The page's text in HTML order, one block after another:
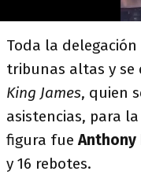
Toda la
tribunas altas y se
King James, quien
asistencias, para
figura fueAnthony
y 16 rebotes.